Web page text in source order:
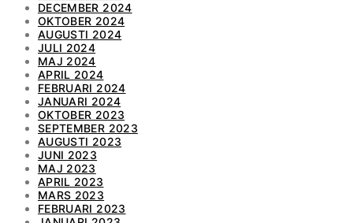
DECEMBER 2024
OKTOBER 2024
AUGUSTI 2024
JULI 2024
MAJ 2024
APRIL 2024
FEBRUARI 2024
JANUARI 2024
OKTOBER 2023
SEPTEMBER 2023
AUGUSTI 2023
JUNI 2023
MAJ 2023
APRIL 2023
MARS 2023
FEBRUARI 2023